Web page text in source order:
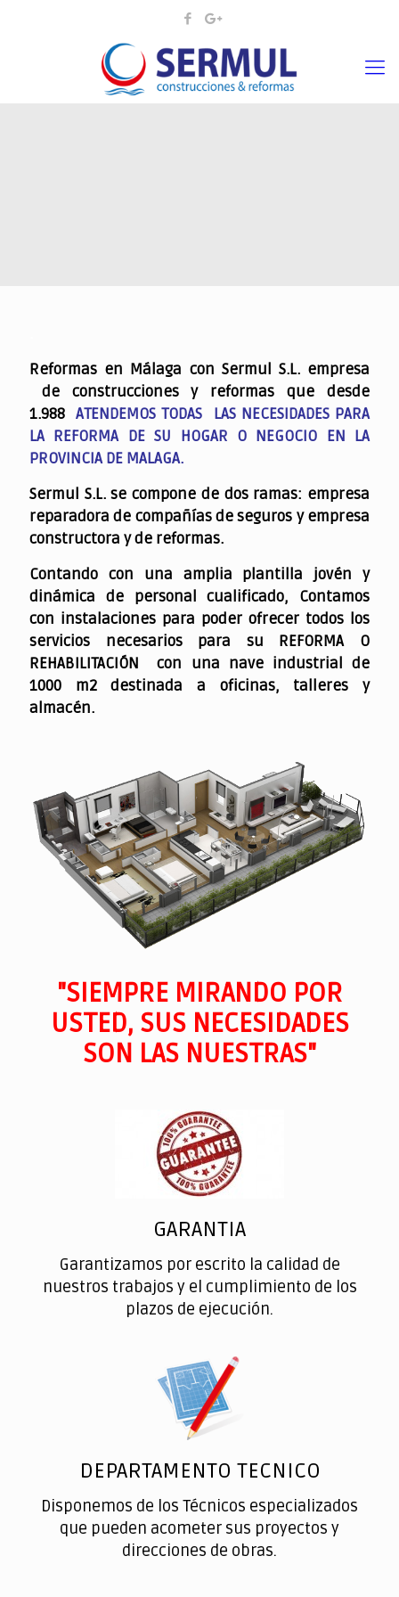
Reformas en Málaga con Sermul S.L. empresa
de construcciones y reformas que desde
1.988ATENDEMOS TODAS LAS NECESIDADES PARA
LA REFORMA DE SU HOGAR O NEGOCIO EN LA
PROVINCIA DE MALAGA.
Sermul S.L. se compone de dos ramas: empresa
reparadora de compañías de seguros y empresa
constructora y de reformas.
Contando con una amplia plantilla jovén y
dinámica de personal cualificado, Contamos
con instalaciones para poder ofrecer todos los
servicios necesarios para su REFORMA O
REHABILITACIÓN con una nave industrial de
1000 m2 destinada a oficinas, talleres y
almacén.
"SIEMPRE MIRANDO POR
USTED, SUS NECESIDADES
SON LAS NUESTRAS"
GARANTIA
Garantizamos por escrito la calidad de
nuestros trabajos y el cumplimiento de los
plazos de ejecución.
DEPARTAMENTO TECNICO
Disponemos de los Técnicos especializados
que pueden acometer sus proyectos y
direcciones de obras.